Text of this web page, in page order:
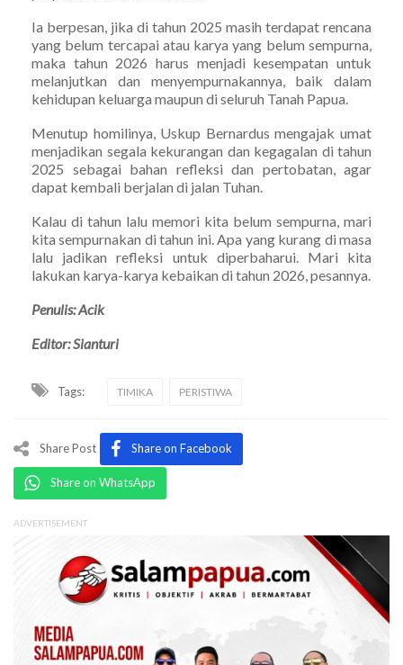
Ia berpesan, jika di tahun 2025 masih terdapat rencana
yang belum tercapai atau karya yang belum sempurna,
maka tahun 2026 harus menjadi kesempatan untuk
melanjutkan dan menyempurnakannya, baik dalam
kehidupan keluarga maupun di seluruh Tanah Papua.
Menutup homilinya, Uskup Bernardus mengajak umat
menjadikan segala kekurangan dan kegagalan di tahun
2025 sebagai bahan refleksi dan pertobatan, agar
dapat kembali berjalan di jalan Tuhan.
Kalau di tahun lalu memori kita belum sempurna, mari
kita sempurnakan di tahun ini. Apa yang kurang di masa
lalu jadikan refleksi untuk diperbaharui. Mari kita
lakukan karya-karya kebaikan di tahun 2026, pesannya.
Penulis: Acik
Editor: Sianturi
Tags: TIMIKA PERISTIWA
Share Post Share on Facebook
Share on WhatsApp
ADVERTISEMENT